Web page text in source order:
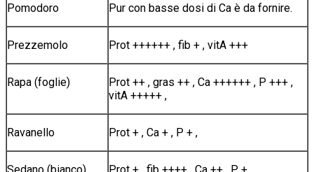
Pomodoro Pur con basse dosi di Ca è da fornire.
Prezzemolo Prot ++++++ , fib + , vitA +++
Rapa (foglie)
Prot ++ , gras ++ , Ca ++++++ , P +++ ,
vitA +++++ ,
Ravanello Prot + , Ca + , P + ,